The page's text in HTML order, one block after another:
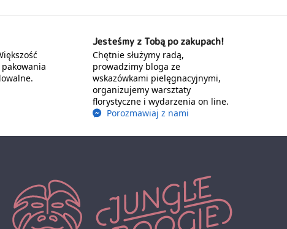
Jesteśmy z Tobą po zakupach!
Chętnie służymy radą,
prowadzimy bloga ze
wskazówkami pielęgnacyjnymi,
organizujemy warsztaty
florystyczne i wydarzenia on line.
Porozmawiaj z nami